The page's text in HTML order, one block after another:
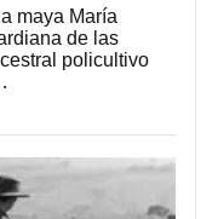
maya María
de las
policultivo